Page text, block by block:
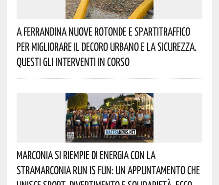
A Ferrandina Nuove Rotonde E Spartitraffico
Per Migliorare Il Decoro Urbano E La Sicurezza.
Questi Gli Interventi In Corso
Marconia Si Riempie Di Energia Con La
StraMarconia Run Is Fun: Un Appuntamento Che